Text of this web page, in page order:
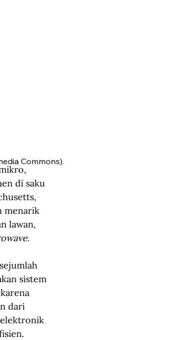
Commons).
di saku
menarik
lawan,
.
sistem
dari
elektronik